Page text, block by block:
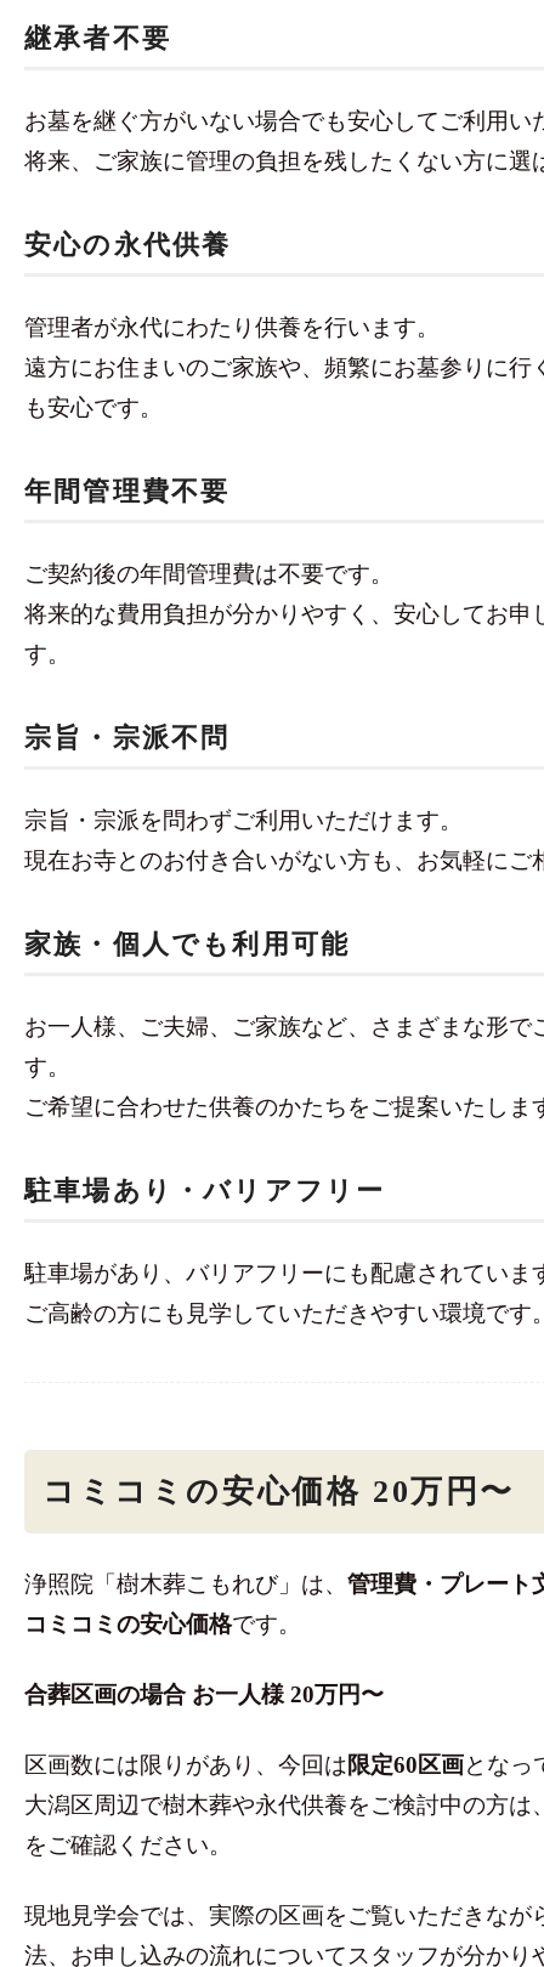
継承者不要
お墓を継ぐ方がいない場合でも安心してご利用い
将来、ご家族に管理の負担を残したくない方に選
安心の永代供養
管理者が永代にわたり供養を行います。
遠方にお住まいのご家族や、頻繁にお墓参りに行
も安心です。
年間管理費不要
ご契約後の年間管理費は不要です。
将来的な費用負担が分かりやすく、安心してお申
す。
宗旨・宗派不問
宗旨・宗派を問わずご利用いただけます。
現在お寺とのお付き合いがない方も、お気軽にご
家族・個人でも利用可能
お一人様、ご夫婦、ご家族など、さまざまな形で
す。
ご希望に合わせた供養のかたちをご提案いたしま
駐車場あり・バリアフリー
駐車場があり、バリアフリーにも配慮されていま
ご高齢の方にも見学していただきやすい環境です
コミコミの安心価格 20万円〜
浄照院「樹木葬こもれび」は、 管理費・プレート
コミコミの安心価格です。
合葬区画の場合 お一人様 20万円〜
区画数には限りがあり、今回は限定60区画となっ
大潟区周辺で樹木葬や永代供養をご検討中の方は
をご確認ください。
現地見学会では、実際の区画をご覧いただきなが
法、お申し込みの流れについてスタッフが分かり